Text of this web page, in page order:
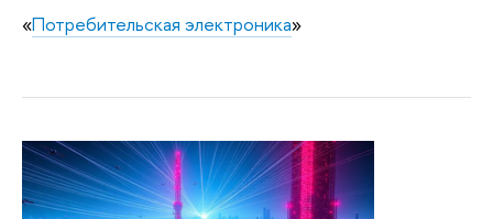
«Потребительская электроника»